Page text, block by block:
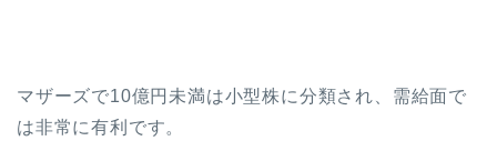
マザーズで10億円未満は小型株に分類され、需給面で
は非常に有利です。